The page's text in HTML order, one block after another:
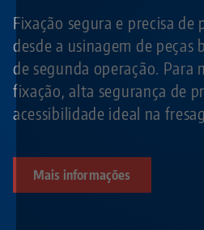
Fixação segura e precisa de
desde a usinagem de peças
de segunda operação. Para
fixação, alta segurança de
acessibilidade ideal na
Mais informações